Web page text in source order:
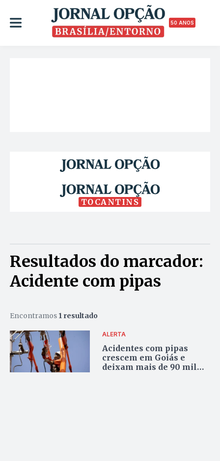
50 ANOS
TOCANTINS
Resultados do marcador:
Acidente com pipas
Encontramos 1 resultado
ALERTA
Acidentes com pipas
crescem em Goiás e
deixam mais de 90 mil